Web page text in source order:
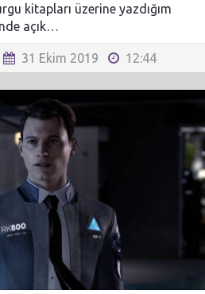
kitapları üzerine yazdığım
açık…
31 Ekim 2019 12:44